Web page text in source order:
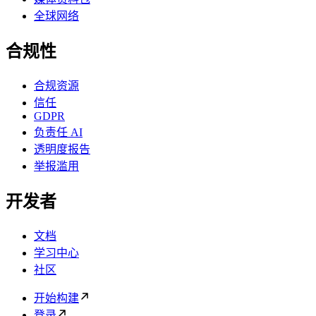
全球网络
合规性
合规资源
信任
GDPR
负责任 AI
透明度报告
举报滥用
开发者
文档
学习中心
社区
开始构建